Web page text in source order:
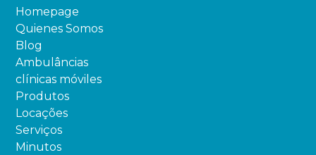
Homepage
Quienes Somos
Blog
Ambulâncias
clínicas móviles
Produtos
Locações
Serviços
Minutos